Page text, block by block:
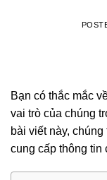
Bạn có thắc mắc
vai trò của chúng
bài viết này,
cung cấp thông tin